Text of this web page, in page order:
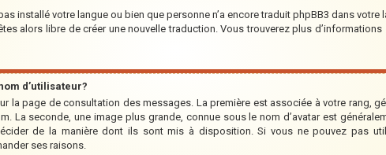
installé votre langue ou bien que personne n’a encore traduit phpBB3 dans votre
alors libre de créer une nouvelle traduction. Vous trouverez plus
d’utilisateur?
la page de consultation des messages. La première est associée à votre rang,
La seconde, une image plus grande, connue sous le nom d’avatar est
de la manière dont ils sont mis à disposition. Si vous ne pouvez pas
ses raisons.